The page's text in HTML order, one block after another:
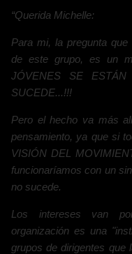
“Querida Michelle:
Para mi, la pregunta
de este grupo, es un
JÓVENES SE
SUCEDE...!!!
Pero el hecho va más
pensamiento, ya que si
VISIÓN DEL
funcionaríamos con un
no sucede.
Los intereses van
organización es una
grupos de dirigentes que